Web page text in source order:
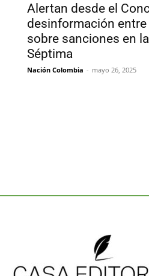
Alertan desde el
desinformación
sobre sanciones en
Séptima
Nación Colombia - mayo 26, 2025